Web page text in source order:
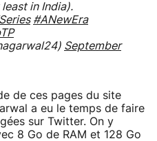
in India).
#ANewEra
September
de ces pages du site
a eu le temps de faire
sur Twitter. On y
8 Go de RAM et 128 Go